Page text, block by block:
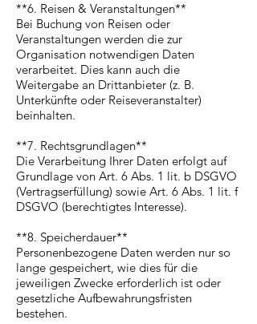
**6. Reisen & Veranstaltungen**
Bei Buchung von Reisen oder
Veranstaltungen werden die zur
Organisation notwendigen Daten
verarbeitet. Dies kann auch die
Weitergabe an Drittanbieter (z. B.
Unterkünfte oder Reiseveranstalter)
beinhalten.
**7. Rechtsgrundlagen**
Die Verarbeitung Ihrer Daten erfolgt auf
Grundlage von Art. 6 Abs. 1 lit. b DSGVO
(Vertragserfüllung) sowie Art. 6 Abs. 1 lit. f
DSGVO (berechtigtes Interesse).
**8. Speicherdauer**
Personenbezogene Daten werden nur so
lange gespeichert, wie dies für die
jeweiligen Zwecke erforderlich ist oder
gesetzliche Aufbewahrungsfristen
bestehen.